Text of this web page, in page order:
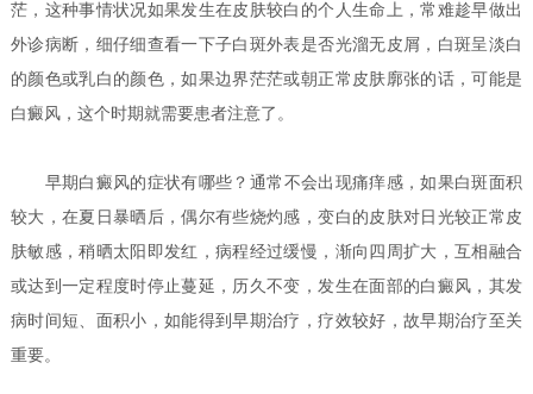
茫，这种事情状况如果发生在皮肤较白的个人生命上，常难趁早做出
外诊病断，细仔细查看一下子白斑外表是否光溜无皮屑，白斑呈淡白
的颜色或乳白的颜色，如果边界茫茫或朝正常皮肤廓张的话，可能是
白癜风，这个时期就需要患者注意了。
早期白癜风的症状有哪些？ 通常不会出现痛痒感，如果白斑面积
较大，在夏日暴晒后，偶尔有些烧灼感，变白的皮肤对日光较正常皮
肤敏感，稍晒太阳即发红，病程经过缓慢，渐向四周扩大，互相融合
或达到一定程度时停止蔓延，历久不变，发生在面部的白癜风，其发
病时间短、面积小，如能得到早期治疗，疗效较好，故早期治疗至关
重要。